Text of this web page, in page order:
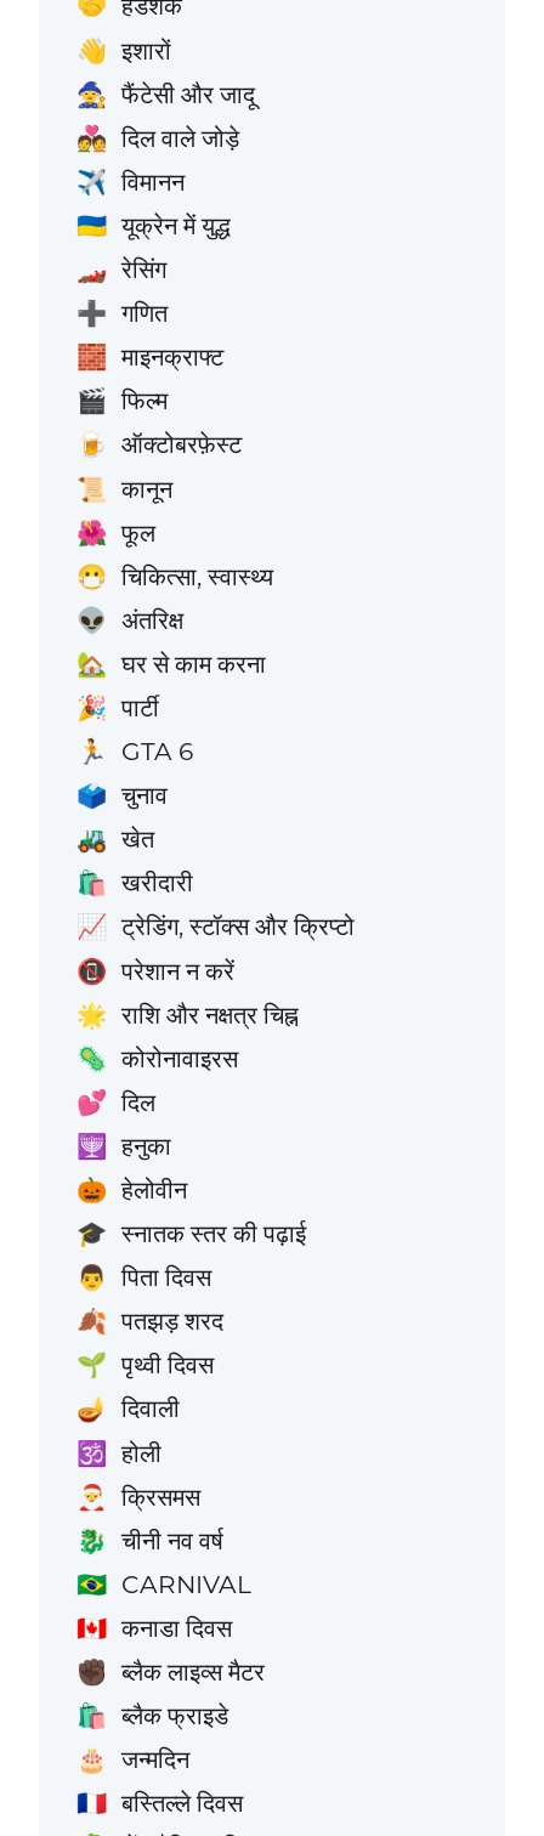
🤝
👋 इशारों
🧙 फैंटेसी और जादू
💑 दिल वाले जोड़े
✈️ विमानन
🇺🇦 यूक्रेन में युद्ध
🏎️ रेसिंग
➕ गणित
🧱 माइनक्राफ्ट
🎬 फिल्म
🍺 ऑक्टोबरफ़ेस्ट
📜 कानून
🌺 फूल
😷 चिकित्सा, स्वास्थ्य
👽 अंतरिक्ष
🏡 घर से काम करना
🎉 पार्टी
🏃 GTA 6
🗳️ चुनाव
🚜 खेत
🛍️ खरीदारी
📈 ट्रेडिंग, स्टॉक्स और क्रिप्टो
📵 परेशान न करें
🌟 राशि और नक्षत्र चिह्न
🦠 कोरोनावाइरस
💕 दिल
🕎 हनुका
🎃 हेलोवीन
🎓 स्नातक स्तर की पढ़ाई
👨 पिता दिवस
🍂 पतझड़ शरद
🌱 पृथ्वी दिवस
🪔 दिवाली
🕉️ होली
🎅 क्रिसमस
🐉 चीनी नव वर्ष
🇧🇷 CARNIVAL
🇨🇦 कनाडा दिवस
✊🏿 ब्लैक लाइव्स मैटर
🛍️ ब्लैक फ्राइडे
🎂 जन्मदिन
🇫🇷 बस्तिल्ले दिवस